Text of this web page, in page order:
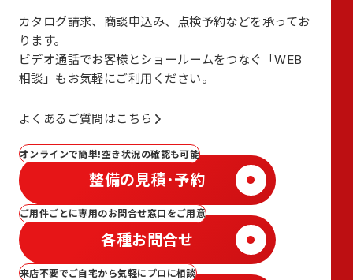
カタログ請求、商談申込み、点検予約などを承ってお
ります。
ビデオ通話でお客様とショールームをつなぐ
「WEB
相談」も お気軽にご利用ください。
よくあるご質問はこちら
オンラインで簡単!空き状況の確認も可能
整備の見積･予約
ご用件ごとに専用のお問合せ窓口をご用意
各種お問合せ
来店不要でご自宅から気軽にプロに相談